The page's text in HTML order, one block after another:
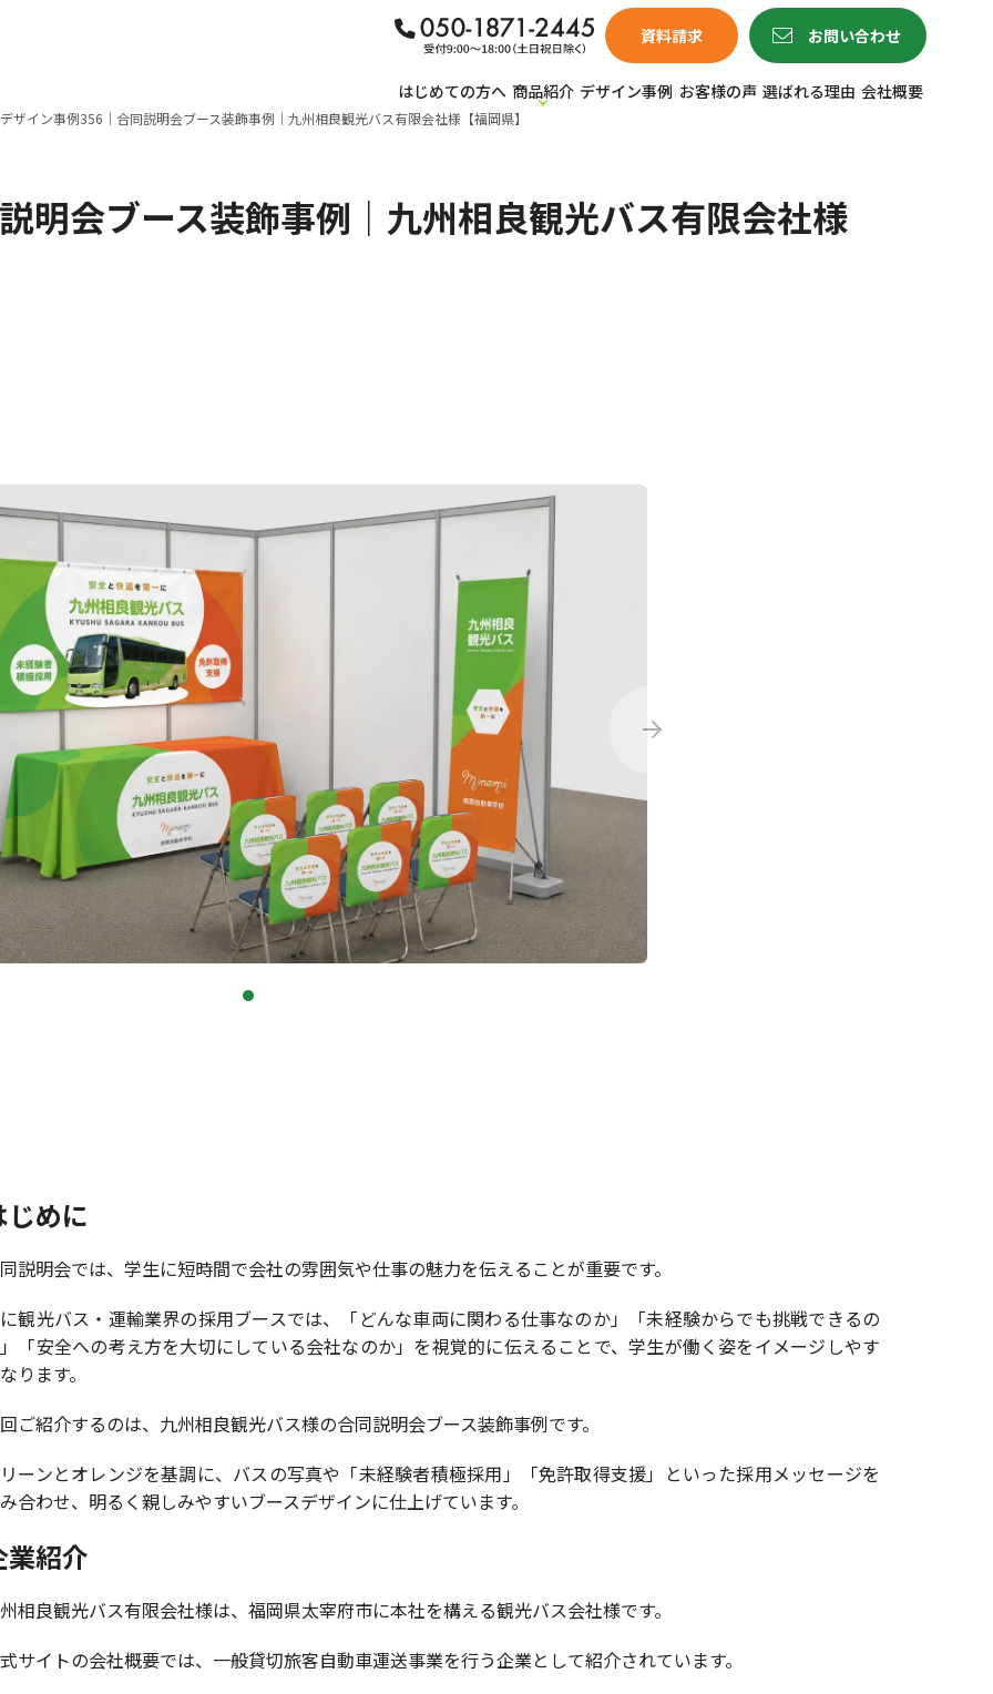
資料請求 お問い合わせ
はじめての方へ 商品紹介 デザイン事例 お客様の声 選ばれる理由 会社概要
デザイン事例356｜合同説明会ブース装飾事例｜九州相良観光バス有限会社様【福岡県】
明会ブース装飾事例｜九州相良観光バス有限会社様
じめに
説明会では、学生に短時間で会社の雰囲気や仕事の魅力を伝えることが重要です。
観光バス・運輸業界の採用ブースでは、「どんな車両に関わる仕事なのか」「未経験からでも挑戦できるの
「安全への考え方を大切にしている会社なのか」を視覚的に伝えることで、学生が働く姿をイメージしやす
ります。
ご紹介するのは、九州相良観光バス様の合同説明会ブース装飾事例です。
ーンとオレンジを基調に、バスの写真や「未経験者積極採用」「免許取得支援」といった採用メッセージを
合わせ、明るく親しみやすいブースデザインに仕上げています。
業紹介
相良観光バス有限会社様は、福岡県太宰府市に本社を構える観光バス会社様です。
サイトの会社概要では、一般貸切旅客自動車運送事業を行う企業として紹介されています。